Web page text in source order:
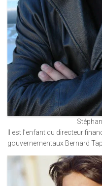
Il est l’enfant du directeur
gouvernementaux Bernard